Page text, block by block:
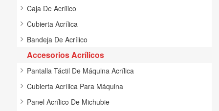
Caja De Acrílico
Cubierta Acrílica
Bandeja De Acrílico
Accesorios Acrílicos
Pantalla Táctil De Máquina Acrílica
Cubierta Acrílica Para Máquina
Panel Acrílico De Michubie